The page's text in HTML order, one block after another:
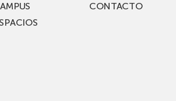
CONTACTO